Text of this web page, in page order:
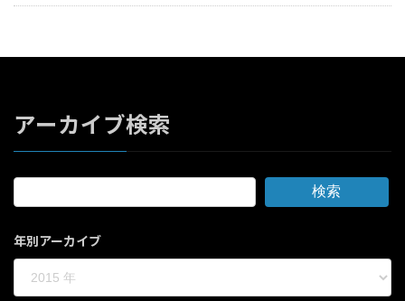
アーカイブ検索
検索
年別アーカイブ